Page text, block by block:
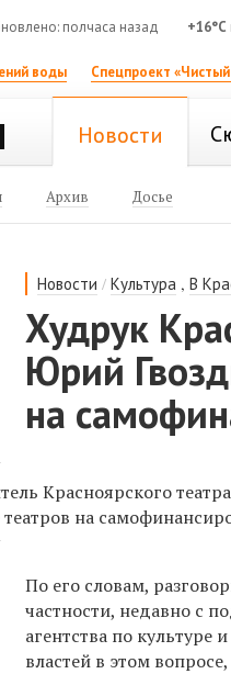
полчаса назад +16°C
воды Спецпроект
Новости
Архив Досье
Новости /Культура ,В
Худрук
Юрий
на
Красноярского
на
По его словам,
частности, недавно с
агентства по
властей в этом